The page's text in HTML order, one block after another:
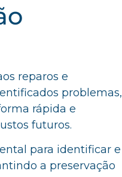
reparos e
problemas,
rápida e
futuros.
para identificar e
a preservação